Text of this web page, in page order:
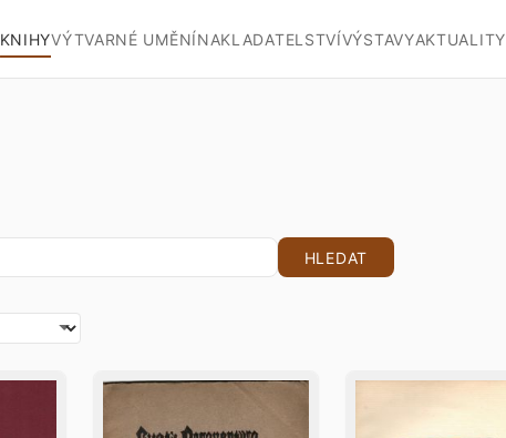
KNIHYVÝTVARNÉ UMĚNÍNAKLADATELSTVÍVÝSTAVYAKTUALITY
HLEDAT